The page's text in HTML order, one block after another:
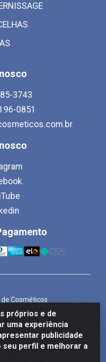
próprios e de
uma experiência
publicidade
perfil e melhorar a
3743
0851
de Cosméticos
- Hauer, Curitiba/PR -
040
0001-82